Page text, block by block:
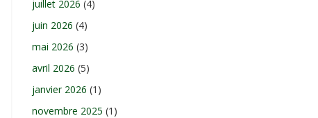
juillet 2026 (4)
juin 2026 (4)
mai 2026 (3)
avril 2026 (5)
janvier 2026 (1)
novembre 2025 (1)